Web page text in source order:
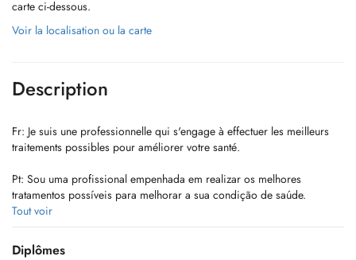
carte ci-dessous.
Voir la localisation ou la carte
Description
Fr: Je suis une professionnelle qui s'engage à effectuer les meilleurs
traitements possibles pour améliorer votre santé.
Pt: Sou uma profissional empenhada em realizar os melhores
tratamentos possíveis para melhorar a sua condição de saúde.
En: I am a professional committed to providing the best possible
treatments to improve your health.
Tout voir
Diplômes